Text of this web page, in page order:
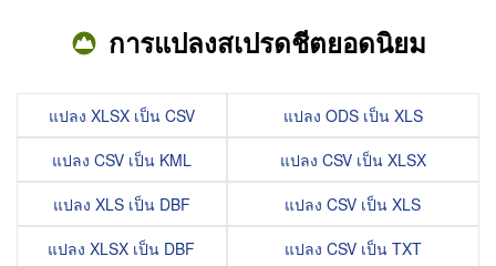
การแปลงสเปรดชีตยอดนิยม
แปลง XLSX เป็น CSV
แปลง CSV เป็น KML
แปลง XLS เป็น DBF
แปลง XLSX เป็น DBF
แปลง ODS เป็น XLS
แปลง CSV เป็น XLSX
แปลง CSV เป็น XLS
แปลง CSV เป็น TXT